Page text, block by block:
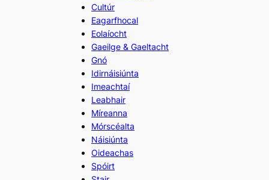
Cultúr
Eagarfhocal
Eolaíocht
Gaeilge & Gaeltacht
Gnó
Idirnáisiúnta
Imeachtaí
Leabhair
Míreanna
Mórscéalta
Náisiúnta
Oideachas
Spóirt